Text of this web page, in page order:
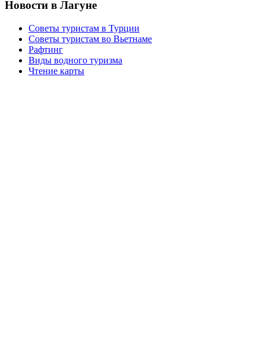
Новости в Лагуне
Советы туристам в Турции
Советы туристам во Вьетнаме
Рафтинг
Виды водного туризма
Чтение карты